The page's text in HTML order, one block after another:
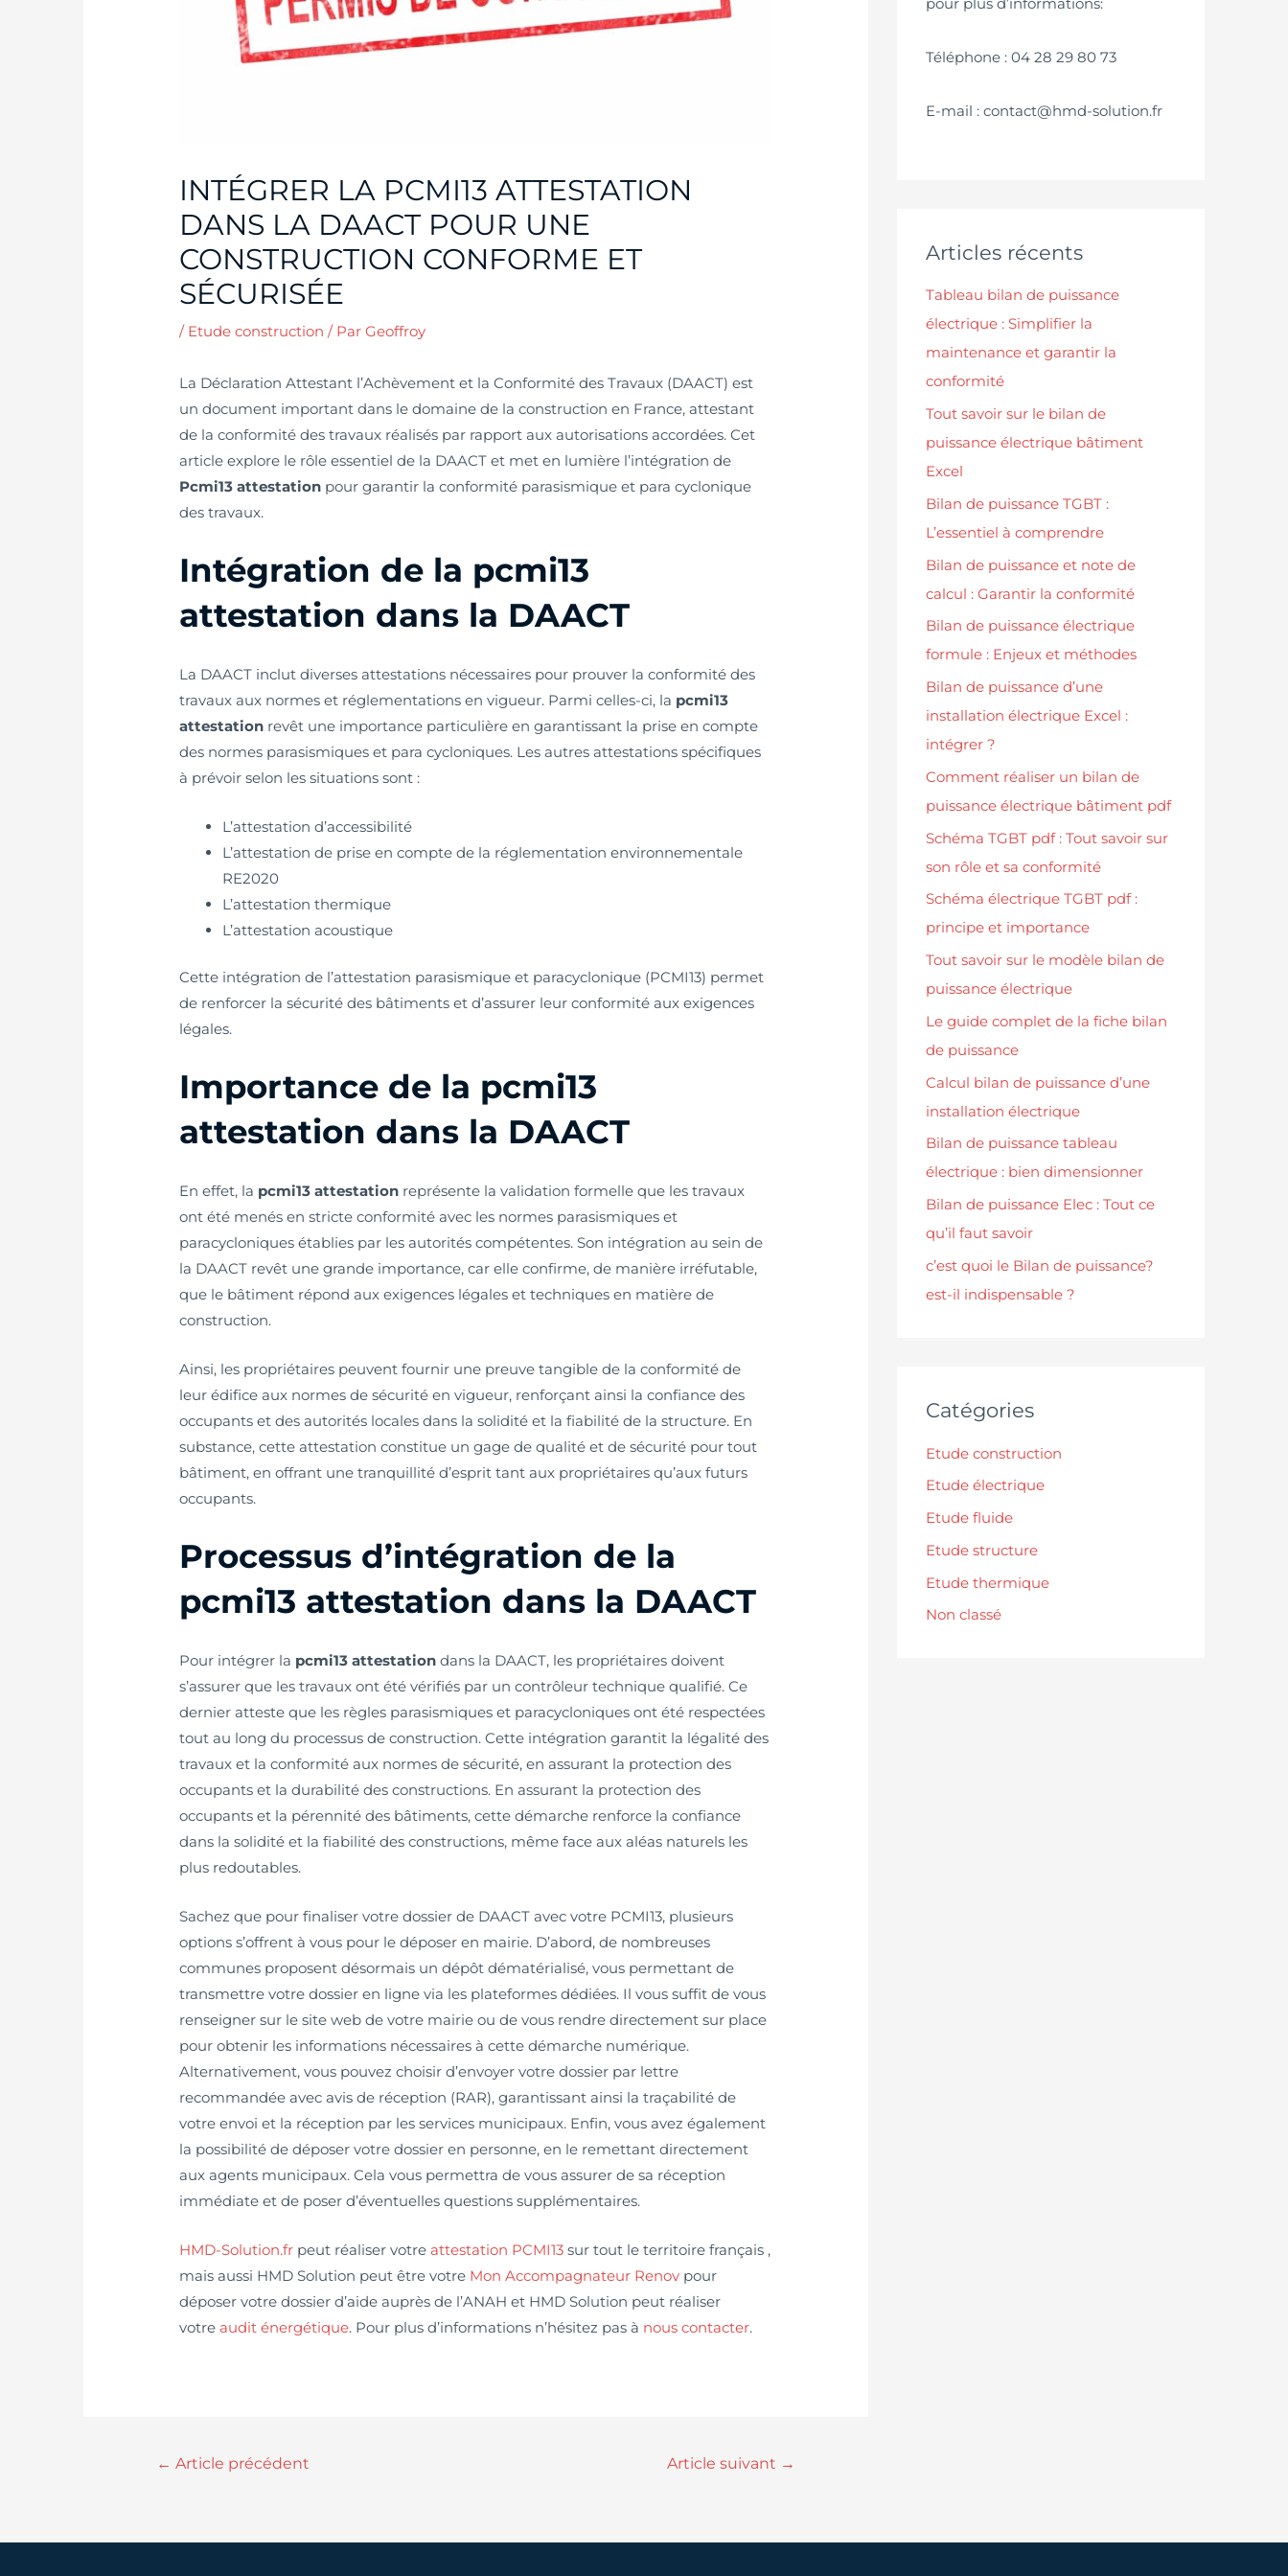
INTÉGRER LA PCMI13 ATTESTATION
DANS LA DAACT POUR UNE
CONSTRUCTION CONFORME ET
SÉCURISÉE
/ Etude construction / ParGeoffroy
La Déclaration Attestant l’Achèvement et la Conformité des Travaux (DAACT) est
un document important dans le domaine de la construction en France, attestant
de la conformité des travaux réalisés par rapport aux autorisations accordées. Cet
article explore le rôle essentiel de la DAACT et met en lumière l’intégration de
Pcmi13 attestation pour garantir la conformité parasismique et para cyclonique
des travaux.
Intégration de la pcmi13
attestation dans la DAACT
La DAACT inclut diverses attestations nécessaires pour prouver la conformité des
travaux aux normes et réglementations en vigueur. Parmi celles-ci, la pcmi13
attestation revêt une importance particulière en garantissant la prise en compte
des normes parasismiques et para cycloniques. Les autres attestations spécifiques
à prévoir selon les situations sont :
L’attestation d’accessibilité
L’attestation de prise en compte de la réglementation environnementale
RE2020
L’attestation thermique
L’attestation acoustique
Cette intégration de l’attestation parasismique et paracyclonique (PCMI13) permet
de renforcer la sécurité des bâtiments et d’assurer leur conformité aux exigences
légales.
Importance de la pcmi13
attestation dans la DAACT
En effet, la pcmi13 attestation représente la validation formelle que les travaux
ont été menés en stricte conformité avec les normes parasismiques et
paracycloniques établies par les autorités compétentes. Son intégration au sein de
la DAACT revêt une grande importance, car elle confirme, de manière irréfutable,
que le bâtiment répond aux exigences légales et techniques en matière de
construction.
Ainsi, les propriétaires peuvent fournir une preuve tangible de la conformité de
leur édifice aux normes de sécurité en vigueur, renforçant ainsi la confiance des
occupants et des autorités locales dans la solidité et la fiabilité de la structure. En
substance, cette attestation constitue un gage de qualité et de sécurité pour tout
bâtiment, en offrant une tranquillité d’esprit tant aux propriétaires qu’aux futurs
occupants.
Processus d’intégration de la
pcmi13 attestation dans la DAACT
Pour intégrer la pcmi13 attestation dans la DAACT, les propriétaires doivent
s’assurer que les travaux ont été vérifiés par un contrôleur technique qualifié. Ce
dernier atteste que les règles parasismiques et paracycloniques ont été respectées
tout au long du processus de construction. Cette intégration garantit la légalité des
travaux et la conformité aux normes de sécurité, en assurant la protection des
occupants et la durabilité des constructions. En assurant la protection des
occupants et la pérennité des bâtiments, cette démarche renforce la confiance
dans la solidité et la fiabilité des constructions, même face aux aléas naturels les
plus redoutables.
Sachez que pour finaliser votre dossier de DAACT avec votre PCMI13, plusieurs
options s’offrent à vous pour le déposer en mairie. D’abord, de nombreuses
communes proposent désormais un dépôt dématérialisé, vous permettant de
transmettre votre dossier en ligne via les plateformes dédiées. Il vous suffit de vous
renseigner sur le site web de votre mairie ou de vous rendre directement sur place
pour obtenir les informations nécessaires à cette démarche numérique.
Alternativement, vous pouvez choisir d’envoyer votre dossier par lettre
recommandée avec avis de réception (RAR), garantissant ainsi la traçabilité de
votre envoi et la réception par les services municipaux. Enfin, vous avez également
la possibilité de déposer votre dossier en personne, en le remettant directement
aux agents municipaux. Cela vous permettra de vous assurer de sa réception
immédiate et de poser d’éventuelles questions supplémentaires.
HMD-Solution.fr peut réaliser votre attestation PCMI13 sur tout le territoire français ,
mais aussi HMD Solution peut être votre Mon Accompagnateur Renov pour
déposer votre dossier d’aide auprès de l’ANAH et HMD Solution peut réaliser
votre audit énergétique. Pour plus d’informations n’hésitez pas à nous contacter.
← Article précédent Article suivant →
Téléphone : 04 28 29 80 73
E-mail : contact@hmd-solution.fr
Articles récents
Tableau bilan de puissance
électrique : Simplifier la
maintenance et garantir la
conformité
Tout savoir sur le bilan de
puissance électrique bâtiment
Excel
Bilan de puissance TGBT :
L’essentiel à comprendre
Bilan de puissance et note de
calcul : Garantir la conformité
Bilan de puissance électrique
formule : Enjeux et méthodes
Bilan de puissance d’une
installation électrique Excel :
intégrer ?
Comment réaliser un bilan de
puissance électrique bâtiment pdf
Schéma TGBT pdf : Tout savoir sur
son rôle et sa conformité
Schéma électrique TGBT pdf :
principe et importance
Tout savoir sur le modèle bilan de
puissance électrique
Le guide complet de la fiche bilan
de puissance
Calcul bilan de puissance d’une
installation électrique
Bilan de puissance tableau
électrique : bien dimensionner
Bilan de puissance Elec : Tout ce
qu’il faut savoir
c’est quoi le Bilan de puissance?
est-il indispensable ?
Catégories
Etude construction
Etude électrique
Etude fluide
Etude structure
Etude thermique
Non classé